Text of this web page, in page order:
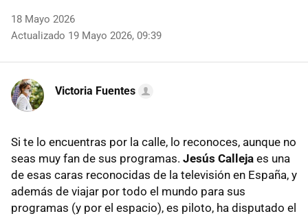
18 Mayo 2026
Actualizado 19 Mayo 2026, 09:39
Victoria Fuentes
Si te lo encuentras por la calle, lo reconoces, aunque no
seas muy fan de sus programas. Jesús Calleja es una
de esas caras reconocidas de la televisión en España, y
además de viajar por todo el mundo para sus
programas (y por el espacio), es piloto, ha disputado el